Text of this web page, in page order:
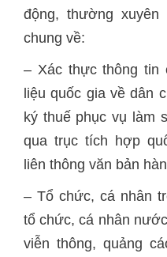
động, thường
chung về:
– Xác thực thông
liệu quốc gia về dân
ký thuế phục vụ làm
qua trục tích hợp
liên thông văn bản
– Tổ chức, cá nhân
tổ chức, cá nhân
viễn thông, quảng